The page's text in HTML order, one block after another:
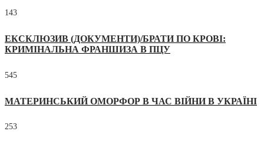
143
ЕКСКЛЮЗИВ (ДОКУМЕНТИ)/БРАТИ ПО КРОВІ:
КРИМІНАЛЬНА ФРАНШИЗА В ПЦУ
545
МАТЕРИНСЬКИЙ ОМОРФОР В ЧАС ВІЙНИ В УКРАЇНІ
253